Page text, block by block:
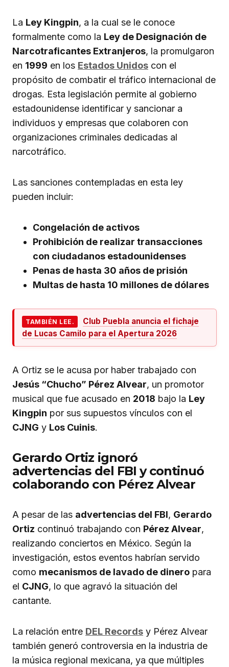
La Ley Kingpin, a la cual se le conoce
formalmente como la Ley de Designación de
Narcotraficantes Extranjeros, la promulgaron
en 1999 en los Estados Unidos con el
propósito de combatir el tráfico internacional de
drogas. Esta legislación permite al gobierno
estadounidense identificar y sancionar a
individuos y empresas que colaboren con
organizaciones criminales dedicadas al
narcotráfico.
Las sanciones contempladas en esta ley
pueden incluir:
Congelación de activos
Prohibición de realizar transacciones
con ciudadanos estadounidenses
Penas de hasta 30 años de prisión
Multas de hasta 10 millones de dólares
TAMBIÉN LEE.
Club Puebla anuncia el fichaje
de Lucas Camilo para el Apertura 2026
A Ortiz se le acusa por haber trabajado con
Jesús “Chucho” Pérez Alvear, un promotor
musical que fue acusado en 2018 bajo la Ley
Kingpin por sus supuestos vínculos con el
CJNG y Los Cuinis.
Gerardo Ortiz ignoró
advertencias del FBI y continuó
colaborando con Pérez Alvear
A pesar de las advertencias del FBI, Gerardo
Ortiz continuó trabajando con Pérez Alvear,
realizando conciertos en México. Según la
investigación, estos eventos habrían servido
como mecanismos de lavado de dinero para
el CJNG, lo que agravó la situación del
cantante.
La relación entre DEL Records y Pérez Alvear
también generó controversia en la industria de
la música regional mexicana, ya que múltiples